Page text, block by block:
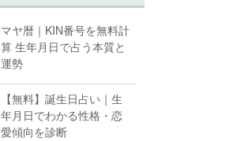
マヤ暦｜KIN番号を無料計
算 生年月日で占う本質と
運勢
【無料】誕生日占い｜生
年月日でわかる性格・恋
愛傾向を診断